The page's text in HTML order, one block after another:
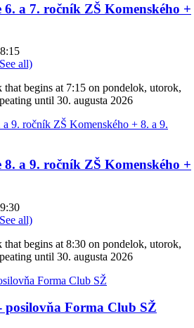
a 7. ročník ZŠ Komenského +
8:15
all)
begins at 7:15 on pondelok, utorok,
until 30. augusta 2026
a 9. ročník ZŠ Komenského +
9:30
all)
begins at 8:30 on pondelok, utorok,
until 30. augusta 2026
posilovňa Forma Club SŽ